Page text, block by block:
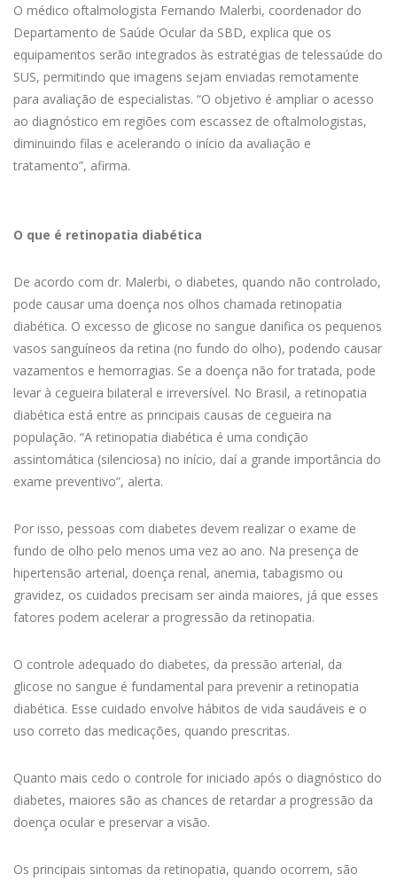
O médico oftalmologista Fernando Malerbi, coordenador do
Departamento de Saúde Ocular da SBD, explica que os
equipamentos serão integrados às estratégias de telessaúde do
SUS, permitindo que imagens sejam enviadas remotamente
para avaliação de especialistas. “O objetivo é ampliar o acesso
ao diagnóstico em regiões com escassez de oftalmologistas,
diminuindo filas e acelerando o início da avaliação e
tratamento”, afirma.
O que é retinopatia diabética
De acordo com dr. Malerbi, o diabetes, quando não controlado,
pode causar uma doença nos olhos chamada retinopatia
diabética. O excesso de glicose no sangue danifica os pequenos
vasos sanguíneos da retina (no fundo do olho), podendo causar
vazamentos e hemorragias. Se a doença não for tratada, pode
levar à cegueira bilateral e irreversível. No Brasil, a retinopatia
diabética está entre as principais causas de cegueira na
população. “A retinopatia diabética é uma condição
assintomática (silenciosa) no início, daí a grande importância do
exame preventivo”, alerta.
Por isso, pessoas com diabetes devem realizar o exame de
fundo de olho pelo menos uma vez ao ano. Na presença de
hipertensão arterial, doença renal, anemia, tabagismo ou
gravidez, os cuidados precisam ser ainda maiores, já que esses
fatores podem acelerar a progressão da retinopatia.
O controle adequado do diabetes, da pressão arterial, da
glicose no sangue é fundamental para prevenir a retinopatia
diabética. Esse cuidado envolve hábitos de vida saudáveis e o
uso correto das medicações, quando prescritas.
Quanto mais cedo o controle for iniciado após o diagnóstico do
diabetes, maiores são as chances de retardar a progressão da
doença ocular e preservar a visão.
Os principais sintomas da retinopatia, quando ocorrem, são